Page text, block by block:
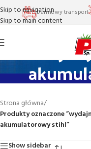
Skip to navigation
Skip to main content
Darmowy transport
Strona główna/
Produkty oznaczone
akumulatorowy stihl”
Show sidebar